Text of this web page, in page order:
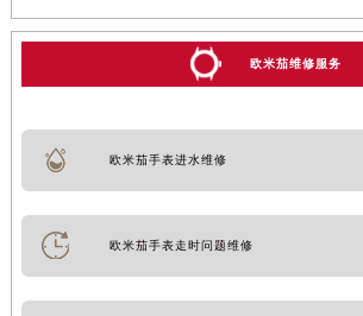
欧米茄维修服务
欧米茄手表进水维修
欧米茄手表走时问题维修